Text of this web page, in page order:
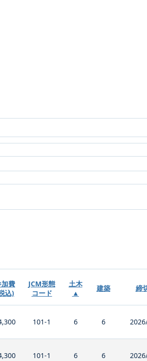
費
込)
JCM形態
コード
土木
▲
建築 締
101-1 6 6
101-1 6 6